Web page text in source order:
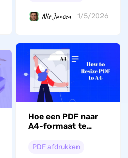
Nls Jansen 1/5/2026
Hoe een PDF naar
A4-formaat te
stapsgewijze
PDF afdrukken